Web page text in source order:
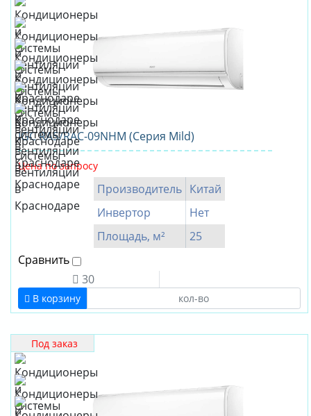
IGC RAS/RAC-09NHM (Серия Mild)
Цена по запросу
Производитель Китай
Инвертор
Нет
Площадь, м²
25
Сравнить
30
В корзину
Под заказ